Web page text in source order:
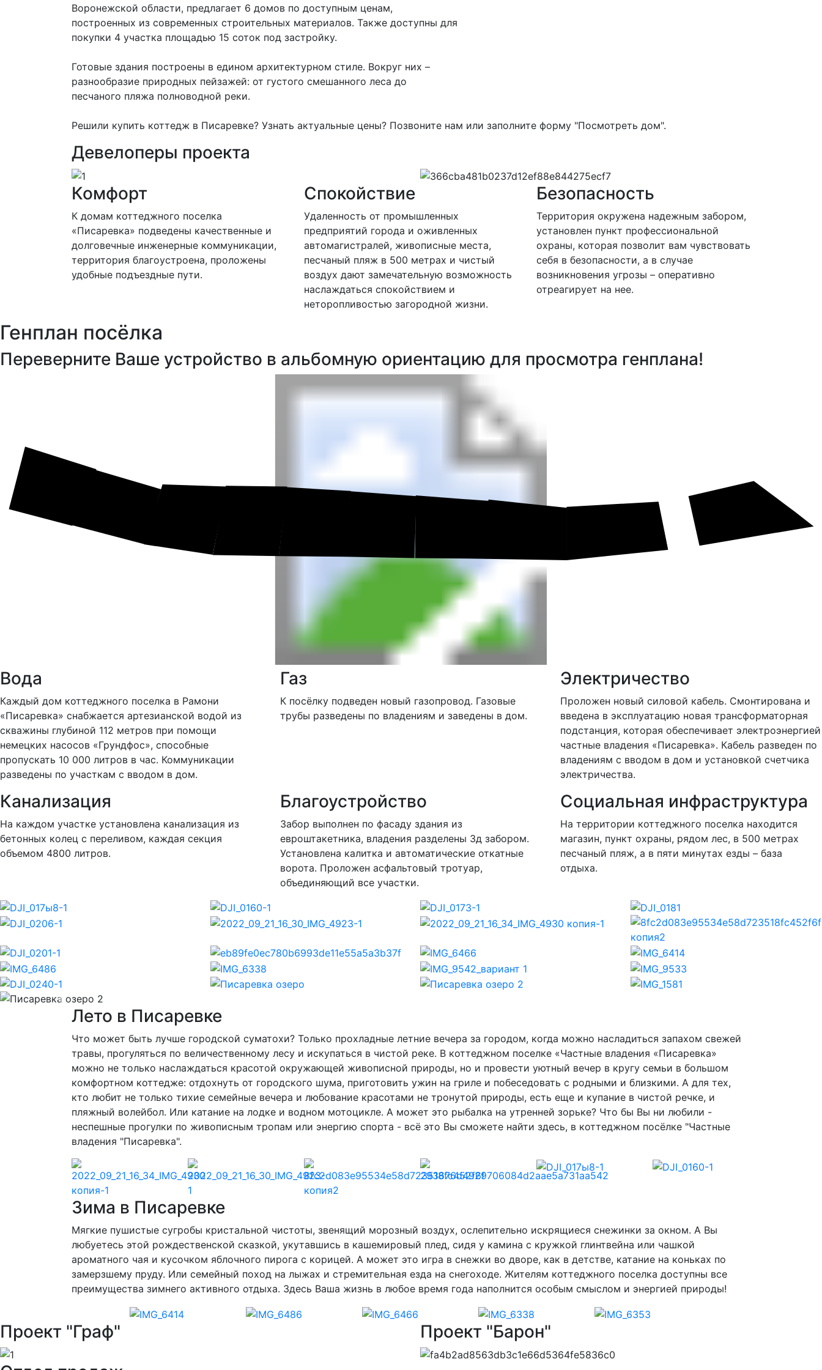
Воронежской области, предлагает 6 домов по доступным ценам,
построенных из современных строительных материалов. Также доступны для
покупки 4 участка площадью 15 соток под застройку.
Готовые здания построены в едином архитектурном стиле. Вокруг них –
разнообразие природных пейзажей: от густого смешанного леса до
песчаного пляжа полноводной реки.
Решили купить коттедж в Писаревке? Узнать актуальные цены? Позвоните нам или заполните форму "Посмотреть дом".
Девелоперы проекта
Комфорт
К домам коттеджного поселка
«Писаревка» подведены качественные и
долговечные инженерные коммуникации,
территория благоустроена, проложены
удобные подъездные пути.
Спокойствие
Удаленность от промышленных
предприятий города и оживленных
автомагистралей, живописные места,
песчаный пляж в 500 метрах и чистый
воздух дают замечательную возможность
наслаждаться спокойствием и
неторопливостью загородной жизни.
Безопасность
Территория окружена надежным забором,
установлен пункт профессиональной
охраны, которая позволит вам чувствовать
себя в безопасности, а в случае
возникновения угрозы – оперативно
отреагирует на нее.
Генплан посёлка
Переверните Ваше устройство в альбомную ориентацию для просмотра генплана!
Вода
Каждый дом коттеджного поселка в Рамони
«Писаревка» снабжается артезианской водой из
скважины глубиной 112 метров при помощи
немецких насосов «Грундфос», способные
пропускать 10 000 литров в час. Коммуникации
разведены по участкам с вводом в дом.
Газ
К посёлку подведен новый газопровод. Газовые
трубы разведены по владениям и заведены в дом.
Электричество
Проложен новый силовой кабель. Смонтирована и
введена в эксплуатацию новая трансформаторная
подстанция, которая обеспечивает электроэнергией
частные владения «Писаревка». Кабель разведен по
владениям с вводом в дом и установкой счетчика
электричества.
Канализация
На каждом участке установлена канализация из
бетонных колец с переливом, каждая секция
объемом 4800 литров.
Благоустройство
Забор выполнен по фасаду здания из
евроштакетника, владения разделены 3д забором.
Установлена калитка и автоматические откатные
ворота. Проложен асфальтовый тротуар,
объединяющий все участки.
Социальная инфраструктура
На территории коттеджного поселка находится
магазин, пункт охраны, рядом лес, в 500 метрах
песчаный пляж, а в пяти минутах езды – база
отдыха.
Previous
Лето в Писаревке
Что может быть лучше городской суматохи? Только прохладные летние вечера за городом, когда можно насладиться запахом свежей
травы, прогуляться по величественному лесу и искупаться в чистой реке. В коттеджном поселке «Частные владения «Писаревка»
можно не только наслаждаться красотой окружающей живописной природы, но и провести уютный вечер в кругу семьи в большом
комфортном коттедже: отдохнуть от городского шума, приготовить ужин на гриле и побеседовать с родными и близкими. А для тех,
кто любит не только тихие семейные вечера и любование красотами не тронутой природы, есть еще и купание в чистой речке, и
пляжный волейбол. Или катание на лодке и водном мотоцикле. А может это рыбалка на утренней зорьке? Что бы Вы ни любили -
неспешные прогулки по живописным тропам или энергию спорта - всё это Вы сможете найти здесь, в коттеджном посёлке "Частные
владения "Писаревка".
Зима в Писаревке
Мягкие пушистые сугробы кристальной чистоты, звенящий морозный воздух, ослепительно искрящиеся снежинки за окном. А Вы
любуетесь этой рождественской сказкой, укутавшись в кашемировый плед, сидя у камина с кружкой глинтвейна или чашкой
ароматного чая и кусочком яблочного пирога с корицей. А может это игра в снежки во дворе, как в детстве, катание на коньках по
замерзшему пруду. Или семейный поход на лыжах и стремительная езда на снегоходе. Жителям коттеджного поселка доступны все
преимущества зимнего активного отдыха. Здесь Ваша жизнь в любое время года наполнится особым смыслом и энергией природы!
Проект "Граф"
Проект "Барон"